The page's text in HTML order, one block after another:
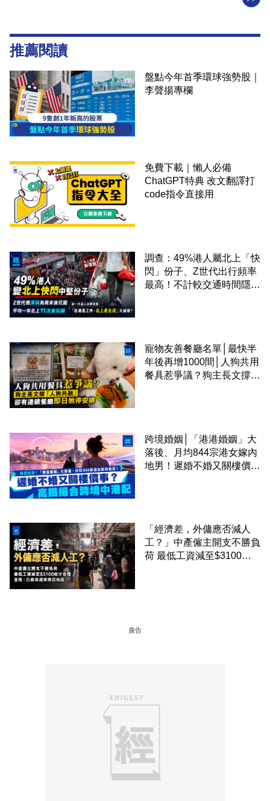
推薦閱讀
盤點今年首季環球強勢股｜
李聲揚專欄
免費下載｜懶人必備
ChatGPT特典 改文翻譯打
code指令直接用
調查：49%港人屬北上「快
閃」份子、Z世代出行頻率
最高！不計較交通時間隱形
寵物友善餐廳名單│最快半
年後再增1000間│人狗共用
餐具惹爭議？狗主長文撐
跨境婚姻│「港港婚姻」大
落後、月均844宗港女嫁內
地男！遲婚不婚又關樓價
「經濟差，外傭應否減人
工？」中產僱主開支不勝負
荷 最低工資減至$3100蚊
廣告